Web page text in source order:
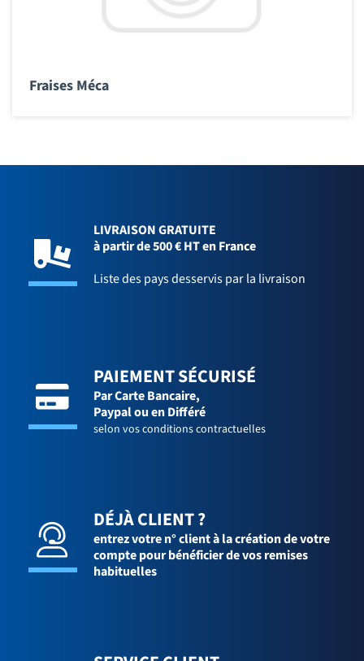
Fraises Méca
LIVRAISON GRATUITE
à partir de 500 € HT en France
Liste des pays desservis par la livraison
PAIEMENT SÉCURISÉ
Par Carte Bancaire,
Paypal ou en Différé
selon vos conditions contractuelles
DÉJÀ CLIENT ?
entrez votre n° client à la création de votre
compte pour bénéficier de vos remises
habituelles